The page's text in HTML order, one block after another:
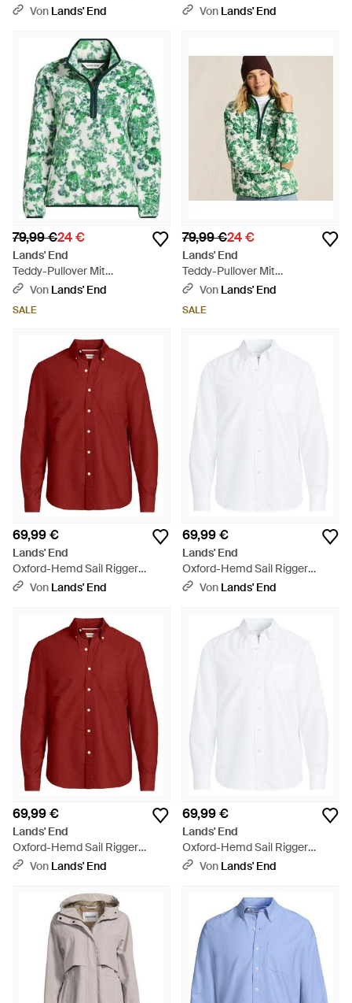
Classic Fit, Herren, Größe Tall,
Von Lands' End
Thermohose, Damen, Größe
By - Blau
Von Lands' End
79,99 €24 €
Lands' End
Teddy-Pullover Mit
Reißverschluss Gemustert,
By - Grün
Von Lands' End
SALE
79,99 €24 €
Lands' End
Teddy-Pullover Mit
Reißverschluss Gemustert,
Polyester, By - Grün
Von Lands' End
SALE
69,99 €
Lands' End
Oxford-Hemd Sail Rigger
Classic Fit, Herren, Größe
Von Lands' End
69,99 €
Lands' End
Oxford-Hemd Sail Rigger
Classic Fit, Herren, Größe
Von Lands' End
69,99 €
Lands' End
Oxford-Hemd Sail Rigger
Classic Fit, Herren, Größe Tall,
Von Lands' End
69,99 €
Lands' End
Oxford-Hemd Sail Rigger
Classic Fit, Herren, Größe Tall,
Von Lands' End